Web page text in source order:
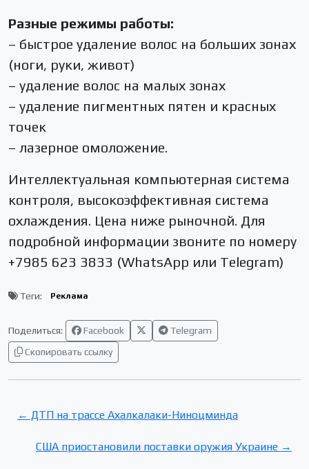
Разные режимы работы:
– быстрое удаление волос на больших зонах
(ноги, руки, живот)
– удаление волос на малых зонах
– удаление пигментных пятен и красных
точек
– лазерное омоложение.
Интеллектуальная компьютерная система
контроля, высокоэффективная система
охлаждения. Цена ниже рыночной. Для
подробной информации звоните по номеру
+7985 623 3833 (WhatsApp или Telegram)
Теги: Реклама
Поделиться: Facebook
Telegram
Скопировать ссылку
← ДТП на трассе Ахалкалаки-Ниноцминда
США приостановили поставки оружия Украине →